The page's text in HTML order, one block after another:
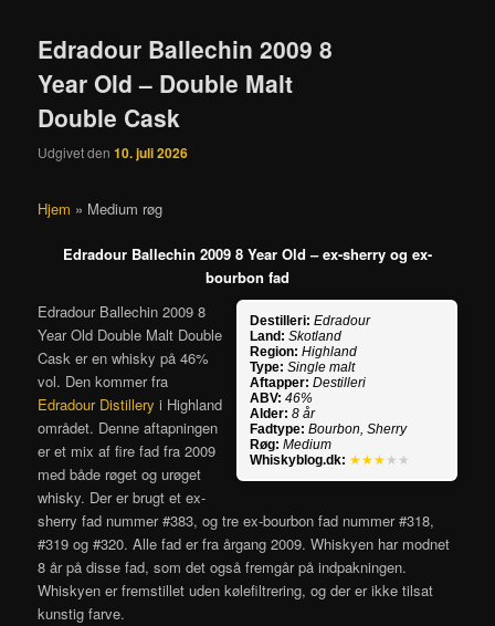
Edradour Ballechin 2009 8
Year Old – Double Malt
Double Cask
Udgivet den10. juli 2026
Hjem » Medium røg
Edradour Ballechin 2009 8 Year Old – ex-sherry og ex-
bourbon fad
Destilleri: Edradour
Land: Skotland
Region: Highland
Type: Single malt
Aftapper: Destilleri
ABV: 46%
Alder: 8 år
Fadtype: Bourbon, Sherry
Røg: Medium
Whiskyblog.dk: ★★★ ★★
Edradour Ballechin 2009 8
Year Old Double Malt Double
Cask er en whisky på 46%
vol. Den kommer fra
Edradour Distillery i Highland
området. Denne aftapningen
er et mix af fire fad fra 2009
med både røget og urøget
whisky. Der er brugt et ex-
sherry fad nummer #383, og tre ex-bourbon fad nummer #318,
#319 og #320. Alle fad er fra årgang 2009. Whiskyen har modnet
8 år på disse fad, som det også fremgår på indpakningen.
Whiskyen er fremstillet uden kølefiltrering, og der er ikke tilsat
kunstig farve.